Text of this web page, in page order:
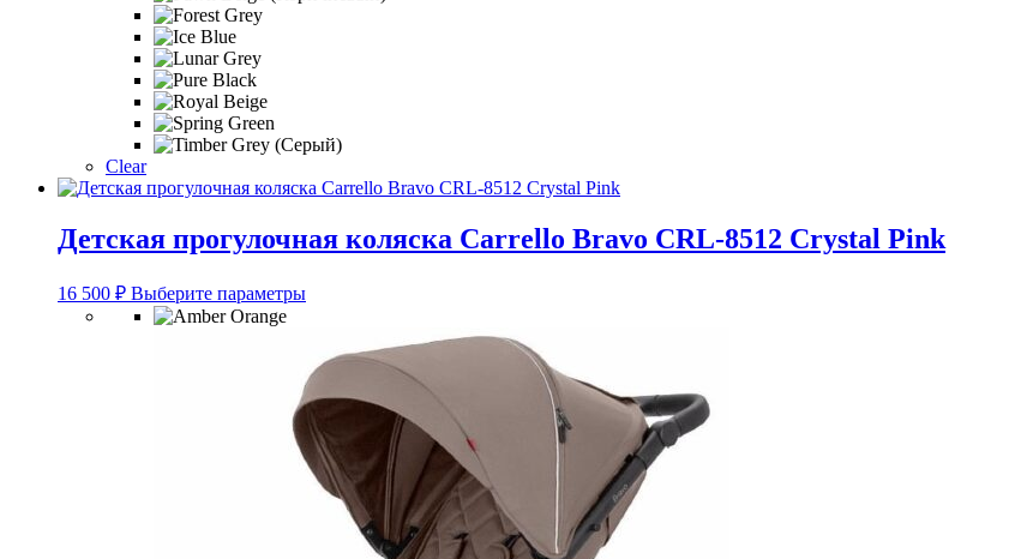
Clear
Детская прогулочная коляска Carrello Bravo CRL-8512 Crystal Pink
16 500 ₽ Выберите параметрыЭтот
несколько
вариаций.
Опции
можно
выбрать
на
странице
товара.